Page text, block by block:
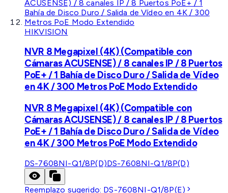
HIKVISION
NVR 8 Megapixel (4K) (Compatible con
Cámaras ACUSENSE) / 8 canales IP / 8 Puertos
PoE+ / 1 Bahía de Disco Duro / Salida de Vídeo
en 4K / 300 Metros PoE Modo Extendido
NVR 8 Megapixel (4K) (Compatible con
Cámaras ACUSENSE) / 8 canales IP / 8 Puertos
PoE+ / 1 Bahía de Disco Duro / Salida de Vídeo
en 4K / 300 Metros PoE Modo Extendido
DS-7608NI-Q1/8P(D)DS-7608NI-Q1/8P(D)
Reemplazo sugerido: DS-7608NI-Q1/8P(E)